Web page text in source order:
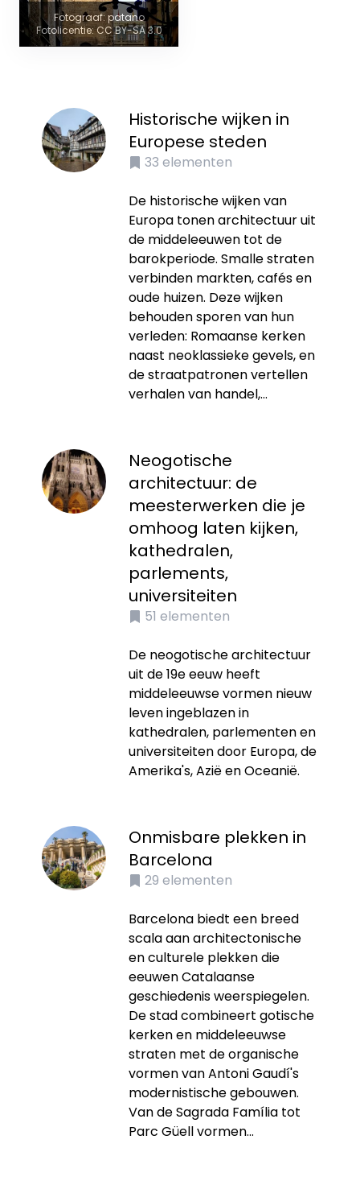
Fotograaf: patano
Fotolicentie: CC BY-SA 3.0
Historische wijken in
Europese steden
33 elementen
De historische wijken van
Europa tonen architectuur uit
de middeleeuwen tot de
barokperiode. Smalle straten
verbinden markten, cafés en
oude huizen. Deze wijken
behouden sporen van hun
verleden: Romaanse kerken
naast neoklassieke gevels, en
de straatpatronen vertellen
verhalen van handel,...
Neogotische
architectuur: de
meesterwerken die je
omhoog laten kijken,
kathedralen,
parlements,
universiteiten
51 elementen
De neogotische architectuur
uit de 19e eeuw heeft
middeleeuwse vormen nieuw
leven ingeblazen in
kathedralen, parlementen en
universiteiten door Europa, de
Amerika's, Azië en Oceanië.
Onmisbare plekken in
Barcelona
29 elementen
Barcelona biedt een breed
scala aan architectonische
en culturele plekken die
eeuwen Catalaanse
geschiedenis weerspiegelen.
De stad combineert gotische
kerken en middeleeuwse
straten met de organische
vormen van Antoni Gaudí's
modernistische gebouwen.
Van de Sagrada Família tot
Parc Güell vormen...